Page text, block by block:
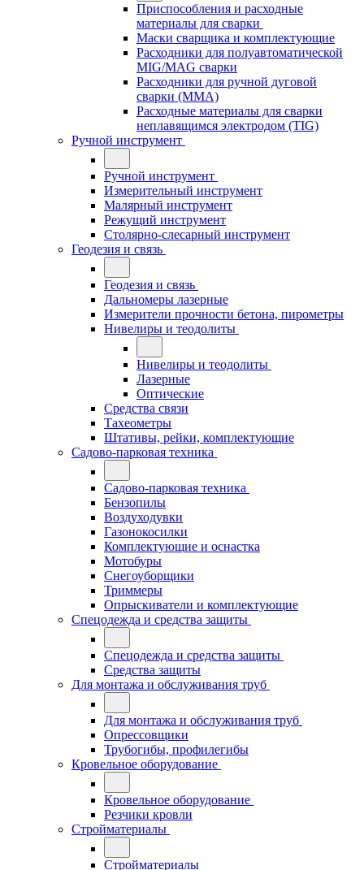
Приспособления и расходные
материалы для сварки
Маски сварщика и комплектующие
Расходники для полуавтоматической
MIG/MAG сварки
Расходники для ручной дуговой
сварки (MMA)
Расходные материалы для сварки
неплавящимся электродом (TIG)
Ручной инструмент
Ручной инструмент
Измерительный инструмент
Малярный инструмент
Режущий инструмент
Столярно-слесарный инструмент
Геодезия и связь
Геодезия и связь
Дальномеры лазерные
Измерители прочности бетона, пирометры
Нивелиры и теодолиты
Нивелиры и теодолиты
Лазерные
Оптические
Средства связи
Тахеометры
Штативы, рейки, комплектующие
Садово-парковая техника
Садово-парковая техника
Бензопилы
Воздуходувки
Газонокосилки
Комплектующие и оснастка
Мотобуры
Снегоуборщики
Триммеры
Опрыскиватели и комплектующие
Спецодежда и средства защиты
Спецодежда и средства защиты
Средства защиты
Для монтажа и обслуживания труб
Для монтажа и обслуживания труб
Опрессовщики
Трубогибы, профилегибы
Кровельное оборудование
Кровельное оборудование
Резчики кровли
Стройматериалы
Стройматериалы